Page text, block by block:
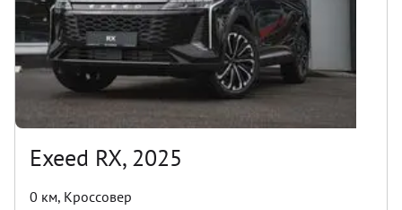
Exeed RX, 2025
0 км, Кроссовер